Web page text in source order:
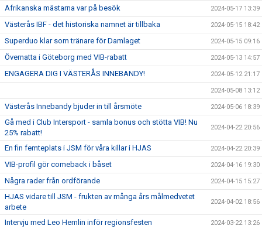
Afrikanska mästarna var på besök 2024-05-17 13:39
Västerås IBF - det historiska namnet är tillbaka 2024-05-15 18:42
Superduo klar som tränare för Damlaget 2024-05-15 09:16
Övernatta i Göteborg med VIB-rabatt 2024-05-13 14:57
ENGAGERA DIG I VÄSTERÅS INNEBANDY! 2024-05-12 21:17
2024-05-08 13:12
Västerås Innebandy bjuder in till årsmöte 2024-05-06 18:39
Gå med i Club Intersport - samla bonus och stötta VIB! Nu
25% rabatt!
2024-04-22 20:56
En fin femteplats i JSM för våra killar i HJAS 2024-04-22 20:39
VIB-profil gör comeback i båset 2024-04-16 19:30
Några rader från ordförande 2024-04-15 15:27
HJAS vidare till JSM - frukten av många års målmedvetet
arbete
2024-04-02 18:56
Intervju med Leo Hemlin inför regionsfesten 2024-03-22 13:26